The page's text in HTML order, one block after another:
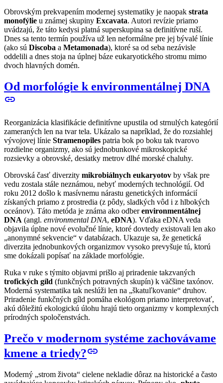
Obrovským prekvapením modernej systematiky je naopak strata
monofýlie u známej skupiny Excavata. Autori revízie priamo
uvádzajú, že táto kedysi platná superskupina sa definitívne ruší.
Dnes sa tento termín používa už len neformálne pre jej bývalé línie
(ako sú Discoba a Metamonada), ktoré sa od seba nezávisle
oddelili a dnes stoja na úplnej báze eukaryotického stromu mimo
dvoch hlavných domén.
Od morfológie k environmentálnej DNA
link
Reorganizácia klasifikácie definitívne upustila od strnulých kategórií
zameraných len na tvar tela. Ukázalo sa napríklad, že do rozsiahlej
vývojovej línie Stramenopiles patria bok po boku tak tvarovo
rozdielne organizmy, ako sú jednobunkové mikroskopické
rozsievky a obrovské, desiatky metrov dlhé morské chaluhy.
Obrovská časť diverzity mikrobiálnych eukaryotov by však pre
vedu zostala stále neznámou, nebyť moderných technológií. Od
roku 2012 došlo k masívnemu nárastu genetických informácií
získaných priamo z prostredia (z pôdy, sladkých vôd i z hlbokých
oceánov). Táto metóda je známa ako odberenvironmentálnej
DNA (angl. environmental DNA, eDNA). Vďaka eDNA veda
objavila úplne nové evolučné línie, ktoré dovtedy existovali len ako
„anonymné sekvencie“ v databázach. Ukazuje sa, že genetická
diverzita jednobunkových organizmov vysoko prevyšuje tú, ktorú
sme dokázali popísať na základe morfológie.
Ruka v ruke s týmito objavmi prišlo aj priradenie takzvaných
trofických gíld (funkčných potravných skupín) k väčšine taxónov.
Moderná systematika tak neslúži len na „škatuľkovanie“ druhov.
Priradenie funkčných gíld pomáha ekológom priamo interpretovať,
akú dôležitú ekologickú úlohu hrajú tieto organizmy v komplexných
prírodných spoločenstvách.
Prečo v modernom systéme zachovávame
kmene a triedy?link
Moderný „strom života“ cielene nekladie dôraz na historické a často